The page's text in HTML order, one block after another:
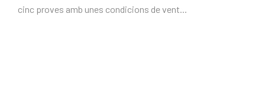
cinc proves amb unes condicions de vent...